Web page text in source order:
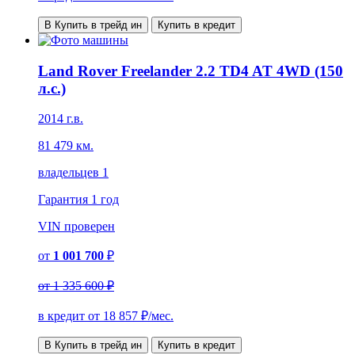
В Купить в трейд ин Купить в кредит
Land Rover Freelander 2.2 TD4 AT 4WD (150
л.с.)
2014 г.в.
81 479 км.
владельцев 1
Гарантия 1 год
VIN проверен
от 1 001 700 ₽
от1 335 600 ₽
в кредит от 18 857 ₽/мес.
В Купить в трейд ин Купить в кредит